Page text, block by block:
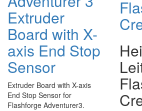
Extruder
Board with X-
axis End Stop
Sensor
Extruder Board with X-axis
End Stop Sensor for
Flashforge Adventurer3.